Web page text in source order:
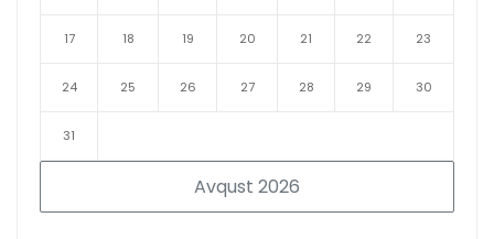
Avqust 2026
17 18 19 20 21 22 23
24 25 26 27 28 29 30
31